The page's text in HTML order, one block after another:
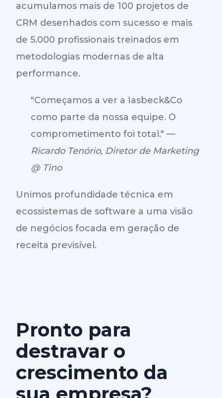
acumulamos mais de 100 projetos de
CRM desenhados com sucesso e mais
de 5.000 profissionais treinados em
metodologias modernas de alta
performance.
"Começamos a ver a Iasbeck&Co
como parte da nossa equipe. O
comprometimento foi total." —
Ricardo Tenório, Diretor de Marketing
@ Tino
Unimos profundidade técnica em
ecossistemas de software a uma visão
de negócios focada em geração de
receita previsível.
Pronto para
destravar o
crescimento da